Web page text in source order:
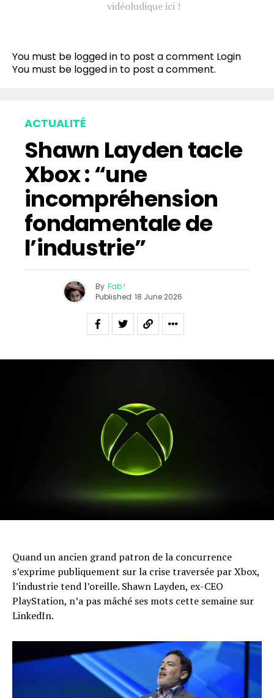
vidéoludique ici !
You must be logged in to post a comment Login
You must be logged in to post a comment.
ACTUALITÉ
Shawn Layden tacle
Xbox : “une
incompréhension
fondamentale de
l’industrie”
By Fab !
Published 18 June 2026
Quand un ancien grand patron de la concurrence
s’exprime publiquement sur la crise traversée par Xbox,
l’industrie tend l’oreille. Shawn Layden, ex-CEO
PlayStation, n’a pas mâché ses mots cette semaine sur
LinkedIn.
Pinterest